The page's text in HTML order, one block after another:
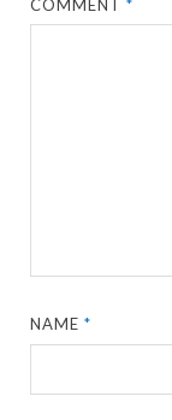
COMMENT*
NAME*